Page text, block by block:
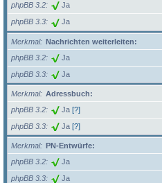
phpBB 3.2
Ja
phpBB 3.3 Ja
Merkmal
Nachrichten weiterleiten:
phpBB 3.2
Ja
phpBB 3.3 Ja
Merkmal
Adressbuch:
phpBB 3.2
Ja [?]
phpBB 3.3 Ja [?]
Merkmal
PN-Entwürfe:
phpBB 3.2
Ja
phpBB 3.3 Ja